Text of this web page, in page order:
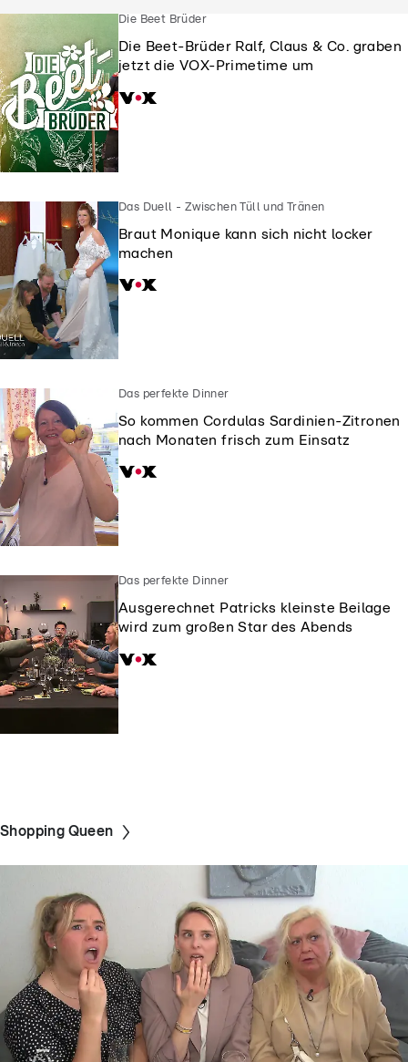
Die Beet Brüder
Die Beet-Brüder Ralf, Claus & Co. graben
jetzt die VOX-Primetime um
Das Duell - Zwischen Tüll und Tränen
Braut Monique kann sich nicht locker
machen
Das perfekte Dinner
So kommen Cordulas Sardinien-Zitronen
nach Monaten frisch zum Einsatz
Das perfekte Dinner
Ausgerechnet Patricks kleinste Beilage
wird zum großen Star des Abends
Shopping Queen